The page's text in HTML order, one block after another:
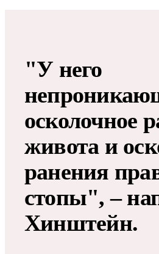
"У него
осколочное
живота и
ранения
стопы", –
Хинштейн.